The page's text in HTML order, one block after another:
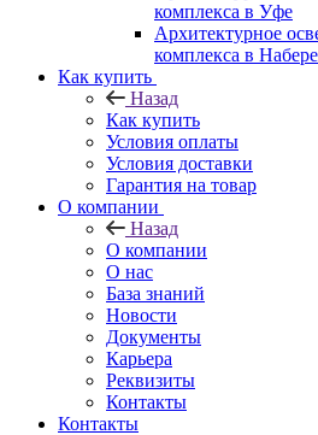
комплекса в Уфе
Архитектурное
комплекса в
Как купить
Назад
Как купить
Условия оплаты
Условия доставки
Гарантия на товар
О компании
Назад
О компании
О нас
База знаний
Новости
Документы
Карьера
Реквизиты
Контакты
Контакты